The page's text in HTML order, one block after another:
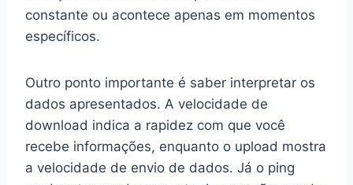
constante ou acontece apenas em momentos
específicos.
Outro ponto importante é saber interpretar os
dados apresentados. A velocidade de
download indica a rapidez com que você
recebe informações, enquanto o upload mostra
a velocidade de envio de dados. Já o ping